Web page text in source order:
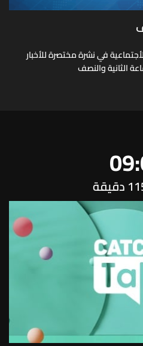
في نشرة مختصرة للأخبار
الثانية والنصف